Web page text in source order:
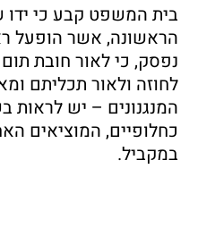
בית המשפט קבע כי ידו
הראשונה, אשר הופעל
נפסק, כי לאור חובת
לחוזה ולאור תכליתם
המנגנונים – יש לראות
כחלופיים, המוציאים
במקביל.